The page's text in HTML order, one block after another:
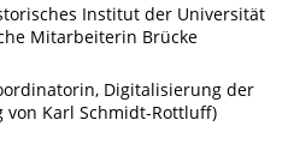
Institut der Universität
Mitarbeiterin Brücke
Digitalisierung der
von Karl Schmidt-Rottluff)